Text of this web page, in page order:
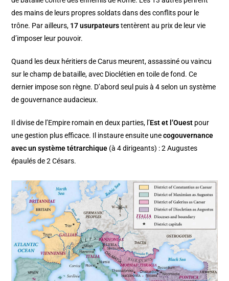
des mains de leurs propres soldats dans des conflits pour le
trône. Par ailleurs, 17 usurpateurstentèrent au prix de leur vie
d’imposer leur pouvoir.
Quand les deux héritiers de Carus meurent, assassiné ou vaincu
sur le champ de bataille, avec Dioclétien en toile de fond. Ce
dernier impose son règne. D’abord seul puis à 4 selon un système
de gouvernance audacieux.
Il divise de l’Empire romain en deux parties, l’Est et l’Ouest pour
une gestion plus efficace. Il instaure ensuite unecogouvernance
avec un système tétrarchique (à 4 dirigeants) : 2 Augustes
épaulés de 2 Césars.